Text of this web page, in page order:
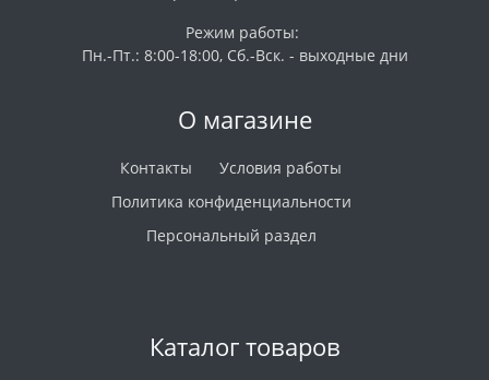
О магазине
Контакты
Условия работы
Политика конфиденциальности
Персональный раздел
Каталог товаров
Режим работы:
Пн.-Пт.: 8:00-18:00, Сб.-Вск. - выходные дни